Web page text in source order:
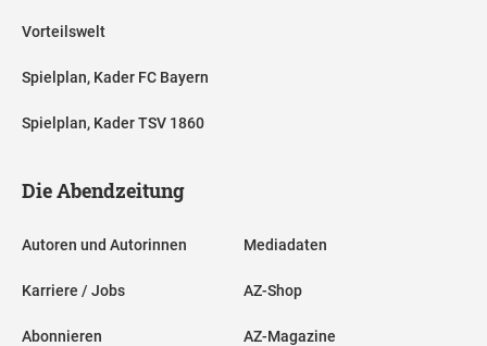
Vorteilswelt
Spielplan, Kader FC Bayern
Spielplan, Kader TSV 1860
Die Abendzeitung
Autoren und Autorinnen
Karriere / Jobs
Abonnieren
Mediadaten
AZ-Shop
AZ-Magazine